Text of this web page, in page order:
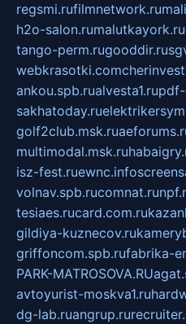
regsmi.rufilmnetwork.ru
h2o-salon.rumalutkayork.ru
tango-perm.rugooddir.ru
webkrasotki.com
ankou.spb.rualvesta1.ru
sakhatoday.ru
golf2club.msk.ru
multimodal.msk.ru
isz-fest.ruewnc.info
volnav.spb.rucomnat.ru
tesiaes.rucard.com.ru
gildiya-kuznecov.ru
griffoncom.spb.rufabrika-
PARK-MATROSOVA.RU
avtoyurist-moskva1.ru
dg-lab.ruangrup.ru